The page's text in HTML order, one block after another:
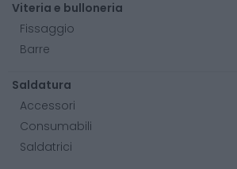
Viteria e bulloneria
Fissaggio
Barre
Saldatura
Accessori
Consumabili
Saldatrici